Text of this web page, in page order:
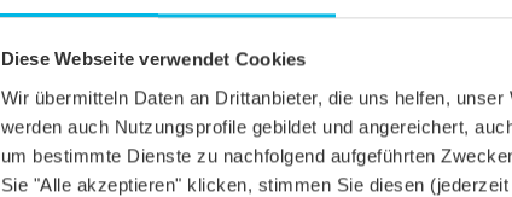
Diese Webseite verwendet Cookies
Wir übermitteln Daten an Drittanbieter, die uns helfen,
werden auch Nutzungsprofile gebildet und angereichert,
um bestimmte Dienste zu nachfolgend aufgeführten
Sie "Alle akzeptieren" klicken, stimmen Sie diesen